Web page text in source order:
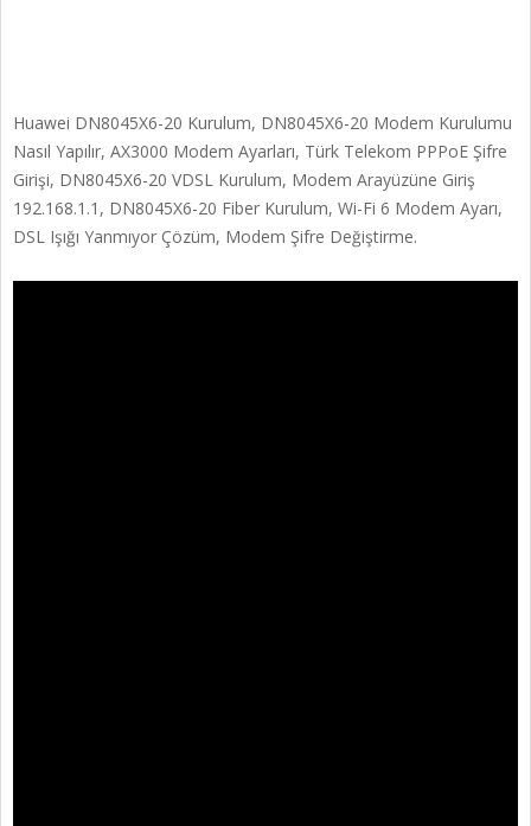
Huawei DN8045X6-20 Kurulum, DN8045X6-20 Modem Kurulumu
Nasıl Yapılır, AX3000 Modem Ayarları, Türk Telekom PPPoE Şifre
Girişi, DN8045X6-20 VDSL Kurulum, Modem Arayüzüne Giriş
192.168.1.1, DN8045X6-20 Fiber Kurulum, Wi-Fi 6 Modem Ayarı,
DSL Işığı Yanmıyor Çözüm, Modem Şifre Değiştirme.